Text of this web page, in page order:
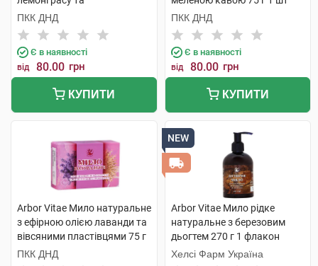
апельсиновою цедрою 75 г 1
шт
ПКК ДНД
Є в наявності
від 80.00 грн
КУПИТИ
ПКК ДНД
Є в наявності
від 80.00 грн
КУПИТИ
Arbor Vitae Мило натуральне
з ефірною олією лаванди та
вівсяними пластівцями 75 г
1 шт
ПКК ДНД
NEW
Arbor Vitae Мило рідке
натуральне з березовим
дьогтем 270 г 1 флакон
Хелсі Фарм Україна